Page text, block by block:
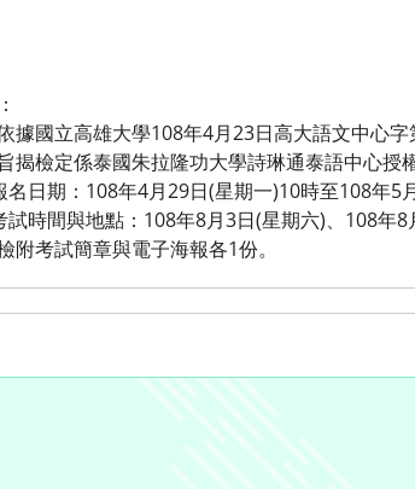
據國立高雄大學108年4月23日高大語文中心字
揭檢定係泰國朱拉隆功大學詩琳通泰語中心授
名日期：108年4月29日(星期一)10時至108年5
試時間與地點：108年8月3日(星期六)、108年8
附考試簡章與電子海報各1份。